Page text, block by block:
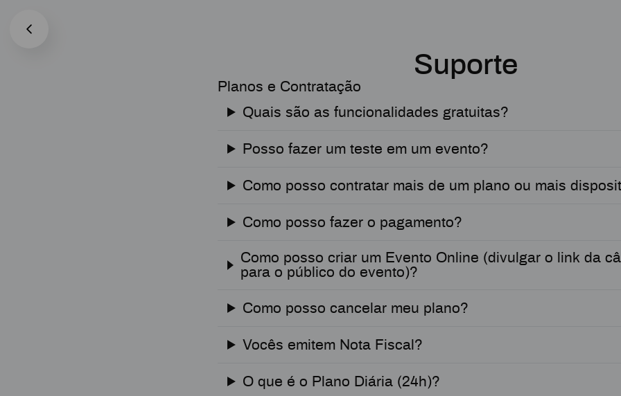
Suporte
Planos e Contratação
Quais são as funcionalidades gratuitas?
Posso fazer um teste em um evento?
Como posso contratar mais de um plano ou mais
Como posso fazer o pagamento?
Como posso criar um Evento Online (divulgar o link da
para o público do evento)?
Como posso cancelar meu plano?
Vocês emitem Nota Fiscal?
O que é o Plano Diária (24h)?